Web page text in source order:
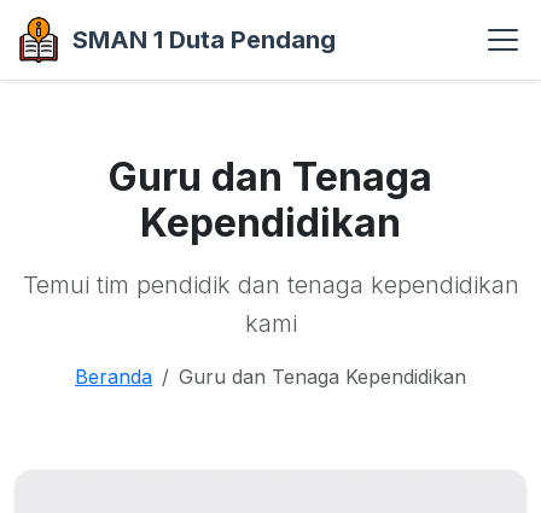
SMAN 1 Duta Pendang
Guru dan Tenaga
Kependidikan
Temui tim pendidik dan tenaga kependidikan
kami
Beranda Guru dan Tenaga Kependidikan